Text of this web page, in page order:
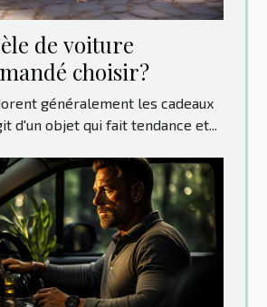
de voiture
choisir?
généralement les cadeaux
d'un objet qui fait tendance et...